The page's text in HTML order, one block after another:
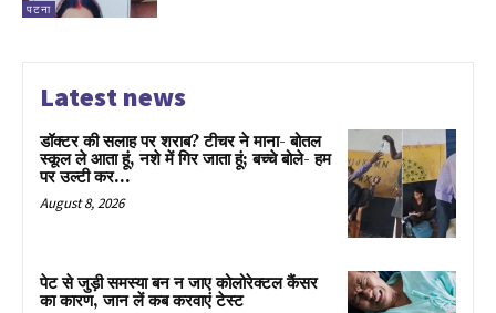
पटना
Latest news
डॉक्टर की सलाह पर शराब? टीचर ने माना- बोतल
स्कूल ले आता हूं, नशे में गिर जाता हूं; बच्चे बोले- हम
पर उल्टी कर...
August 8, 2026
पेट से जुड़ी समस्या बन न जाए कोलोरेक्टल कैंसर
का कारण, जान लें कब करवाएं टेस्ट